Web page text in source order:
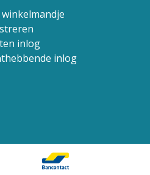
inlog
inlog